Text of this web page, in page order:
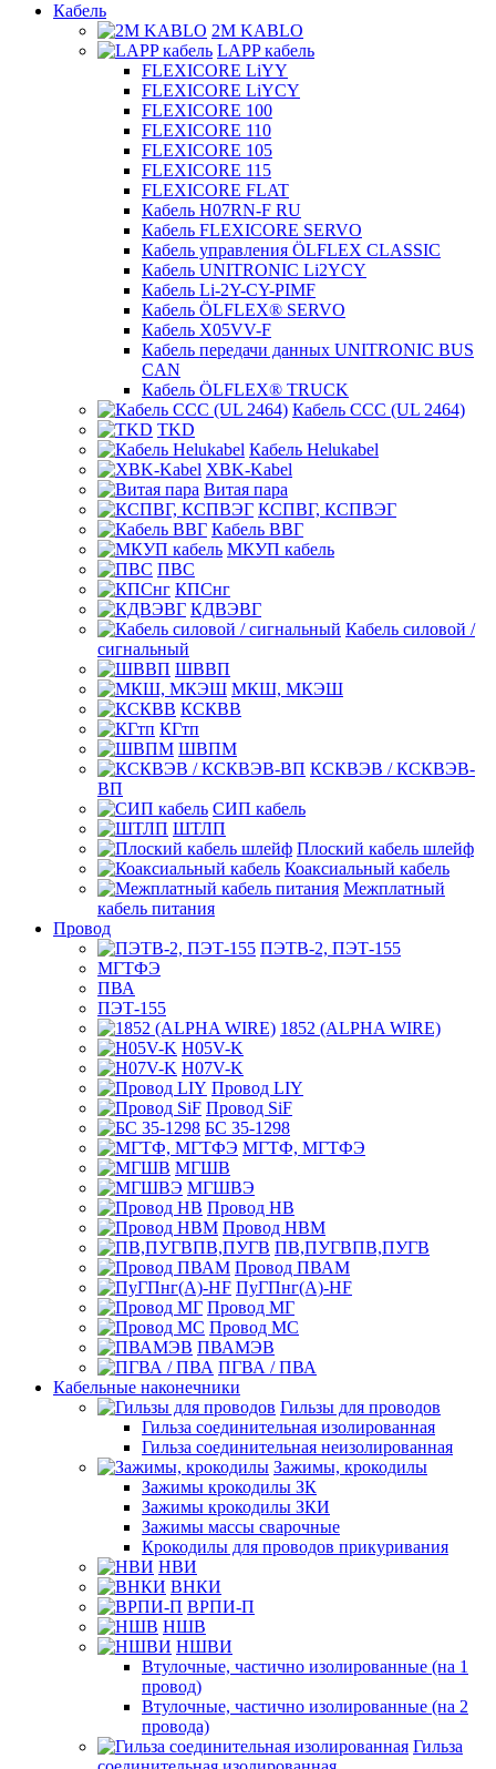
Кабель
2M KABLO
LAPP кабель
FLEXICORE LiYY
FLEXICORE LiYCY
FLEXICORE 100
FLEXICORE 110
FLEXICORE 105
FLEXICORE 115
FLEXICORE FLAT
Кабель H07RN-F RU
Кабель FLEXICORE SERVO
Кабель управления ÖLFLEX CLASSIC
Кабель UNITRONIC Li2YCY
Кабель Li-2Y-CY-PIMF
Кабель ÖLFLEX® SERVO
Кабель X05VV-F
Кабель передачи данных UNITRONIC BUS
CAN
Кабель ÖLFLEX® TRUCK
Кабель CCC (UL 2464)
TKD
Кабель Helukabel
XBK-Kabel
Витая пара
КСПВГ, КСПВЭГ
Кабель ВВГ
МКУП кабель
ПВС
КПСнг
КДВЭВГ
Кабель силовой /
сигнальный
ШВВП
МКШ, МКЭШ
КСКВВ
КГтп
ШВПМ
КСКВЭВ / КСКВЭВ-
ВП
СИП кабель
ШТЛП
Плоский кабель шлейф
Коаксиальный кабель
Межплатный
кабель питания
Провод
ПЭТВ-2, ПЭТ-155
МГТФЭ
ПВА
ПЭТ-155
1852 (ALPHA WIRE)
H05V-K
H07V-K
Провод LIY
Провод SiF
БС 35-1298
МГТФ, МГТФЭ
МГШВ
МГШВЭ
Провод НВ
Провод НВМ
ПВ,ПУГВПВ,ПУГВ
Провод ПВАМ
ПуГПнг(A)-HF
Провод МГ
Провод МС
ПВАМЭВ
ПГВА / ПВА
Кабельные наконечники
Гильзы для проводов
Гильза соединительная изолированная
Гильза соединительная неизолированная
Зажимы, крокодилы
Зажимы крокодилы ЗК
Зажимы крокодилы ЗКИ
Зажимы массы сварочные
Крокодилы для проводов прикуривания
НВИ
ВНКИ
ВРПИ-П
НШВ
НШВИ
Втулочные, частично изолированные (на 1
провод)
Втулочные, частично изолированные (на 2
провода)
Гильза